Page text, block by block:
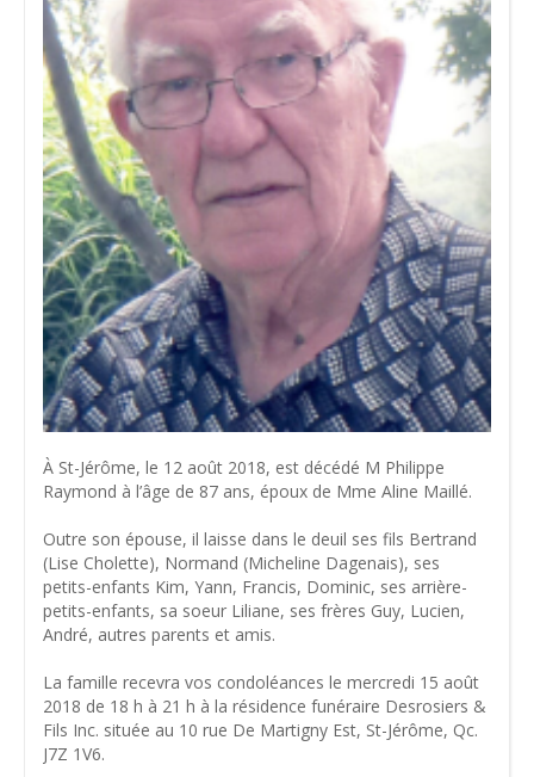
À St-Jérôme, le 12 août 2018, est décédé M Philippe
Raymond à l’âge de 87 ans, époux de Mme Aline Maillé.
Outre son épouse, il laisse dans le deuil ses fils Bertrand
(Lise Cholette), Normand (Micheline Dagenais), ses
petits-enfants Kim, Yann, Francis, Dominic, ses arrière-
petits-enfants, sa soeur Liliane, ses frères Guy, Lucien,
André, autres parents et amis.
La famille recevra vos condoléances le mercredi 15 août
2018 de 18 h à 21 h à la résidence funéraire Desrosiers &
Fils Inc. située au 10 rue De Martigny Est, St-Jérôme, Qc.
J7Z 1V6.